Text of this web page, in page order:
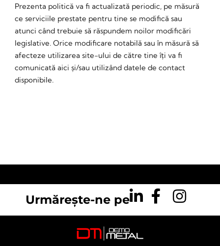
Prezenta politică va fi actualizată periodic, pe măsură
ce serviciile prestate pentru tine se modifică sau
atunci când trebuie să răspundem noilor modificări
legislative. Orice modificare notabilă sau în măsură să
afecteze utilizarea site-ului de către tine îți va fi
comunicată aici și/sau utilizând datele de contact
disponibile.
Urmărește-ne pe